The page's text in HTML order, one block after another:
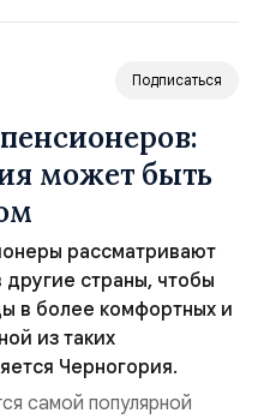
Подписаться
может быть
рассматривают
страны, чтобы
в более комфортных и
из таких
Черногория.
самой популярной